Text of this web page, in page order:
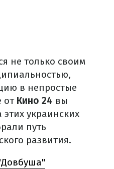
не только своим
в непростые
от Кино 24 вы
украинских
путь
развития.